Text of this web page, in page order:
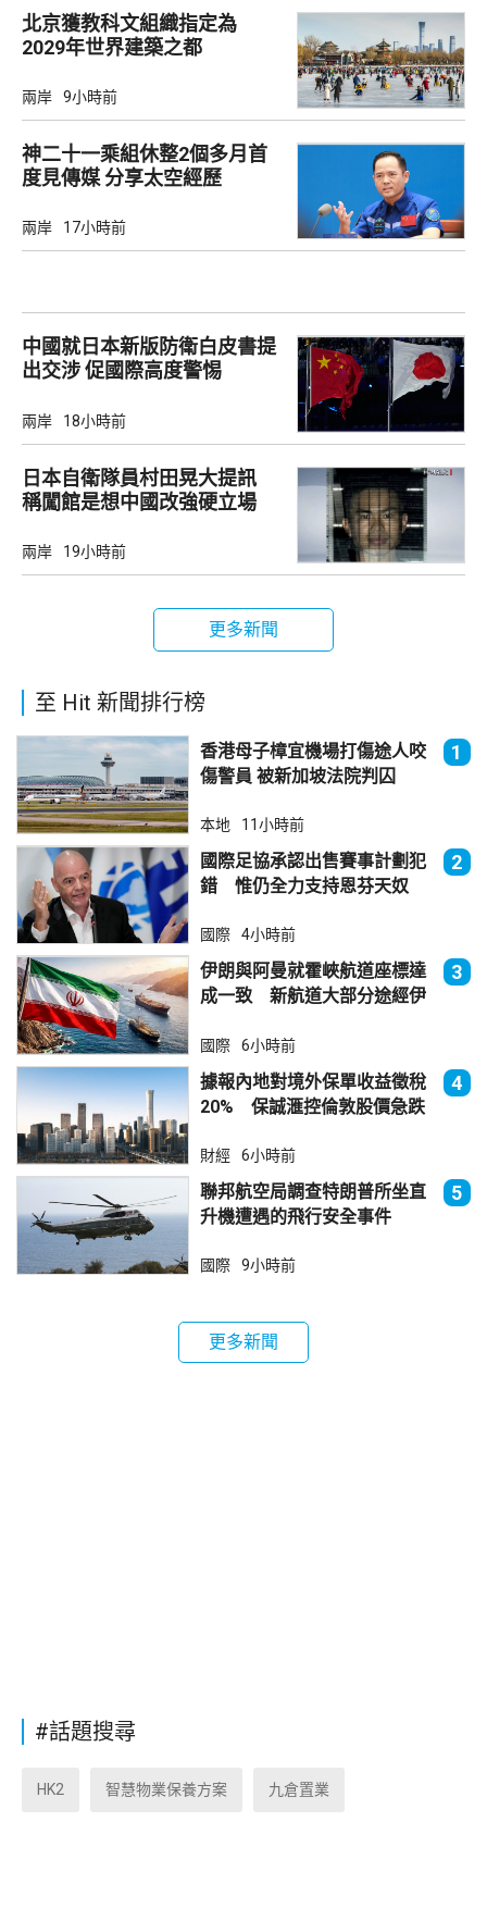
北京獲教科文組織指定為
2029年世界建築之都
兩岸 9小時前
神二十一乘組休整2個多月首
度見傳媒 分享太空經歷
兩岸 17小時前
中國就日本新版防衛白皮書提
出交涉 促國際高度警惕
兩岸 18小時前
日本自衛隊員村田晃大提訊
稱闖館是想中國改強硬立場
兩岸 19小時前
更多新聞
至 Hit 新聞排行榜
香港母子樟宜機場打傷途人咬
傷警員 被新加坡法院判囚
1
本地 11小時前
國際足協承認出售賽事計劃犯
錯 惟仍全力支持恩芬天奴
2
國際 4小時前
伊朗與阿曼就霍峽航道座標達
成一致 新航道大部分途經伊
3
國際 6小時前
據報內地對境外保單收益徵稅
20% 保誠滙控倫敦股價急跌
4
財經 6小時前
聯邦航空局調查特朗普所坐直
升機遭遇的飛行安全事件
5
國際 9小時前
更多新聞
#話題搜尋
HK2 智慧物業保養方案 九倉置業